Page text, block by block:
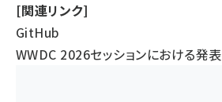
[関連リンク]
GitHub
WWDC 2026セッションにおける発表